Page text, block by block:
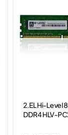
2.EL Hi-Level
DDR4 HLV-